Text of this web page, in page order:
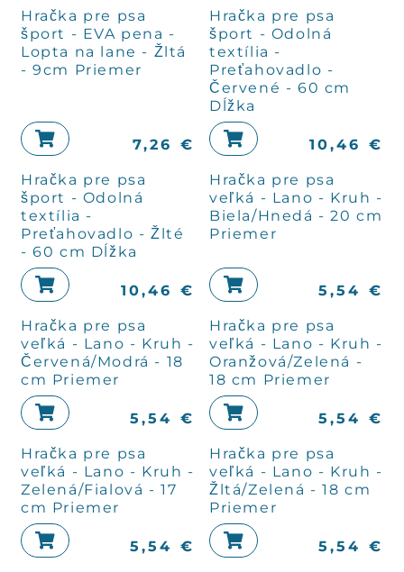
Hračka pre psa
šport - EVA pena -
Lopta na lane - Žltá
- 9cm Priemer
7,26 €
Hračka pre psa
šport - Odolná
textília -
Preťahovadlo -
Červené - 60 cm
Dĺžka
10,46 €
Hračka pre psa
šport - Odolná
textília -
Preťahovadlo - Žlté
- 60 cm Dĺžka
10,46 €
Hračka pre psa
veľká - Lano - Kruh -
Biela/Hnedá - 20 cm
Priemer
5,54 €
Hračka pre psa
veľká - Lano - Kruh -
Červená/Modrá - 18
cm Priemer
5,54 €
Hračka pre psa
veľká - Lano - Kruh -
Oranžová/Zelená -
18 cm Priemer
5,54 €
Hračka pre psa
veľká - Lano - Kruh -
Zelená/Fialová - 17
cm Priemer
5,54 €
Hračka pre psa
veľká - Lano - Kruh -
Žltá/Zelená - 18 cm
Priemer
5,54 €